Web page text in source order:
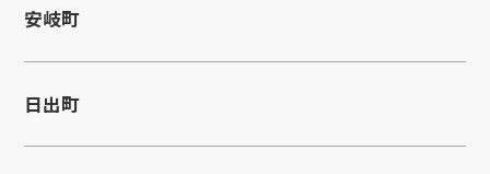
安岐町
日出町